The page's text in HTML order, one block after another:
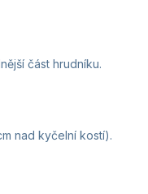
část hrudníku.
nad kyčelní kostí).